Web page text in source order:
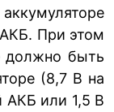
При этом
должно быть
(8,7 В на
АКБ или 1,5 В